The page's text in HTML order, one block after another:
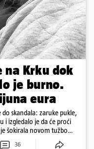
na Krku dok
je burno.
eura
do skandala: zaruke pukle,
i izgledalo je da će proći
šokirala novom tužbom
36